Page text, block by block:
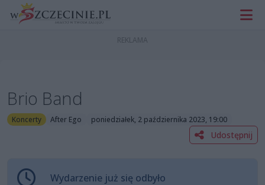
Brio Band
Koncerty After Ego poniedziałek, 2 października 2023, 19:00
Udostępnij
Wydarzenie już się odbyło